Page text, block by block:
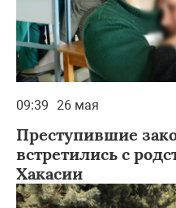
09:39 26 мая
Преступившие
встретились с
Хакасии